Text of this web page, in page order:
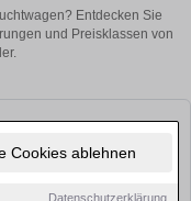
Cookies ablehnen
Datenschutzerklärung
Entdecken Sie
und Preisklassen von